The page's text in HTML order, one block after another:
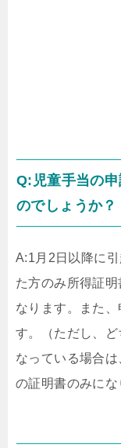
Q:児童手当の
のでしょうか？
A:1月2日以降に
た方のみ所得証
なります。また
す。（ただし、
なっている場合は
の証明書のみにな